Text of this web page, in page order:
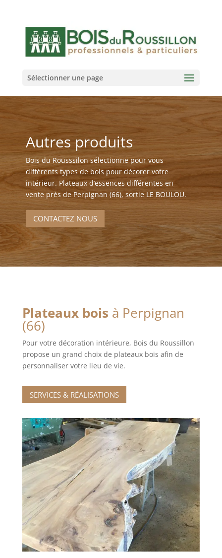
Sélectionner une page
Autres produits
Bois du Rousssilon sélectionne pour vous
différents types de bois pour décorer votre
intérieur. Plateaux d’essences différentes en
vente près de Perpignan (66), sortie LE BOULOU.
CONTACTEZ NOUS
Plateaux bois à Perpignan
(66)
Pour votre décoration intérieure, Bois du Roussillon
propose un grand choix de plateaux bois afin de
personnaliser votre lieu de vie.
SERVICES & RÉALISATIONS